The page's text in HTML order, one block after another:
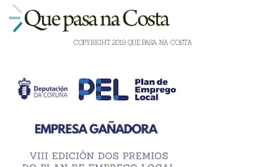
COPYRIGHT 2019 QUE PASA NA COSTA